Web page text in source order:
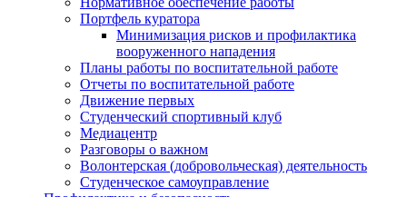
Портфель куратора
Минимизация рисков и профилактика
вооруженного нападения
Планы работы по воспитательной работе
Отчеты по воспитательной работе
Движение первых
Студенческий спортивный клуб
Медиацентр
Разговоры о важном
Волонтерская (добровольческая) деятельность
Студенческое самоуправление